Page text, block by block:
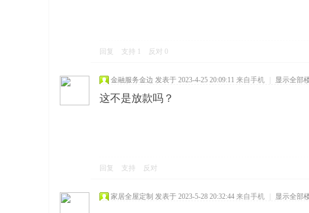
回复 支持 反对 0
金融服务金边 发表于 2023-4-25 20:09:11 来自手机 显示全部
这不是放款吗？
回复 支持 反对
家居全屋定制 发表于 2023-5-28 20:32:44 来自手机 显示全部